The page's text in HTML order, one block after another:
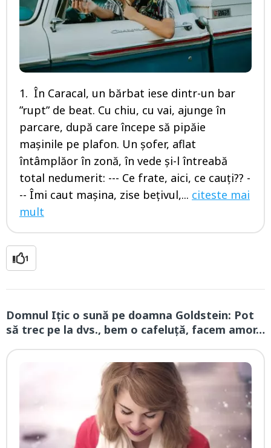
1. În Caracal, un bărbat iese dintr-un bar
”rupt” de beat. Cu chiu, cu vai, ajunge în
parcare, după care începe să pipăie
maşinile pe plafon. Un şofer, aflat
întâmplăor în zonă, în vede şi-l întreabă
total nedumerit: --- Ce frate, aici, ce cauţi?? -
-- Îmi caut maşina, zise beţivul,... citeste mai
mult
1
Domnul Iţic o sună pe doamna Goldstein: Pot
să trec pe la dvs., bem o cafeluţă, facem amor…